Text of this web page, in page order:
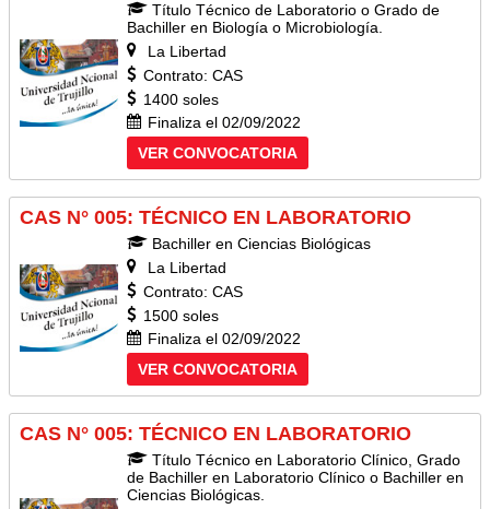
Título Técnico de Laboratorio o Grado de
Bachiller en Biología o Microbiología.
La Libertad
Contrato: CAS
1400 soles
Finaliza el 02/09/2022
VER CONVOCATORIA
CAS N° 005: TÉCNICO EN LABORATORIO
Bachiller en Ciencias Biológicas
La Libertad
Contrato: CAS
1500 soles
Finaliza el 02/09/2022
VER CONVOCATORIA
CAS N° 005: TÉCNICO EN LABORATORIO
Título Técnico en Laboratorio Clínico, Grado
de Bachiller en Laboratorio Clínico o Bachiller en
Ciencias Biológicas.